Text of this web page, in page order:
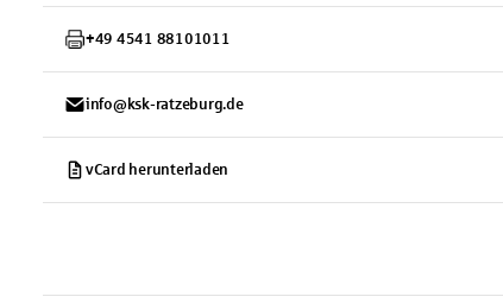
+49 4541 88101011
info@ksk-ratzeburg.de
vCard herunterladen